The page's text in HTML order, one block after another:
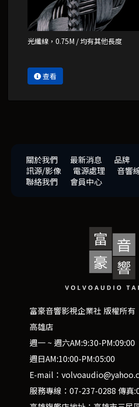
光纖線，0.75M / 均有其他長度
查看
關於我們 最新消息 品牌
訊源/影像
電源處理 音響
聯絡我們
會員中心
富豪音響影視企業社 版權所有
高雄店
週一 ~ 週六AM:9:30-PM:09:00
週日AM:10:00-PM:05:00
E-mail：
服務專線：07-237-0288 傳真